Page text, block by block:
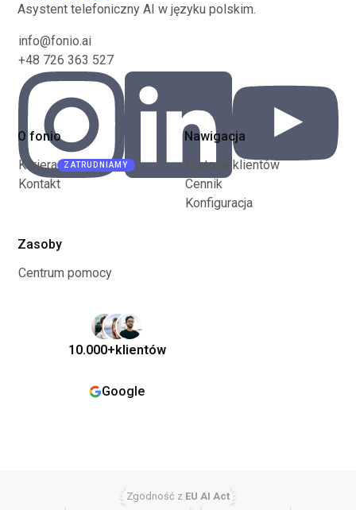
Asystent telefoniczny AI w języku polskim.
info@fonio.ai
+48 726 363 527
Nawigacja
Historie klientów
Cennik
Konfiguracja
O fonio
Kariera
ZATRUDNIAMY
Kontakt
Zasoby
Centrum pomocy
10.000+klientów
Google
Zgodność z EU AI Act